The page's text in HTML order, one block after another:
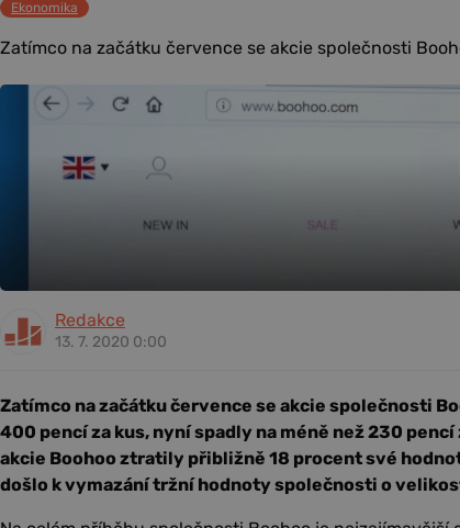
Ekonomika
Zatímco na začátku července se akcie společnosti
Redakce
13. 7. 2020 0:00
Zatímco na začátku července se akcie společnosti
400 pencí za kus, nyní spadly na méně než 230
akcie Boohoo ztratily přibližně 18 procent své
došlo k vymazání tržní hodnoty společnosti o